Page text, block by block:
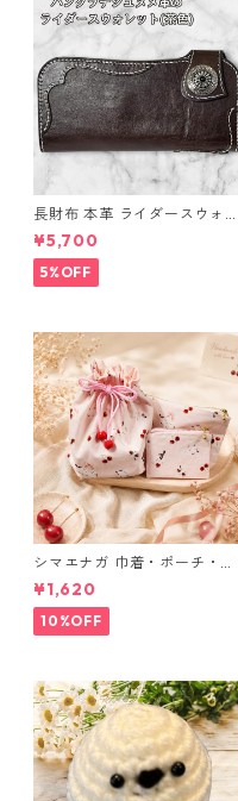
長財布 本革 ライダースウォレ
ット 国産 ヌメ革 ブラウン バ
ングラデシュ l175 レザー 革財
布 ハンドメイド 経年変化
¥5,700
5%OFF
シマエナガ 巾着・ポーチ・ミ
ニポーチ(カード収納にも) ３
点セット さくらんぼ柄×淡いピ
ンク
¥1,620
10%OFF